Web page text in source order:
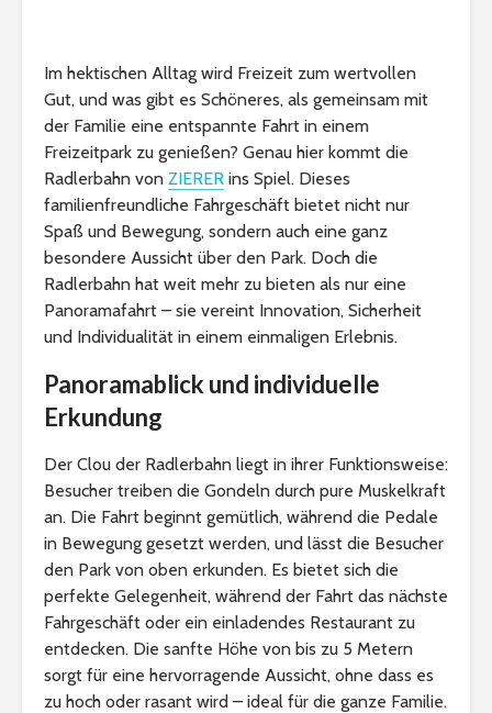
Im hektischen Alltag wird Freizeit zum wertvollen
Gut, und was gibt es Schöneres, als gemeinsam mit
der Familie eine entspannte Fahrt in einem
Freizeitpark zu genießen? Genau hier kommt die
Radlerbahn von ZIERER ins Spiel. Dieses
familienfreundliche Fahrgeschäft bietet nicht nur
Spaß und Bewegung, sondern auch eine ganz
besondere Aussicht über den Park. Doch die
Radlerbahn hat weit mehr zu bieten als nur eine
Panoramafahrt – sie vereint Innovation, Sicherheit
und Individualität in einem einmaligen Erlebnis.
Panoramablick und individuelle
Erkundung
Der Clou der Radlerbahn liegt in ihrer Funktionsweise:
Besucher treiben die Gondeln durch pure Muskelkraft
an. Die Fahrt beginnt gemütlich, während die Pedale
in Bewegung gesetzt werden, und lässt die Besucher
den Park von oben erkunden. Es bietet sich die
perfekte Gelegenheit, während der Fahrt das nächste
Fahrgeschäft oder ein einladendes Restaurant zu
entdecken. Die sanfte Höhe von bis zu 5 Metern
sorgt für eine hervorragende Aussicht, ohne dass es
zu hoch oder rasant wird – ideal für die ganze Familie.